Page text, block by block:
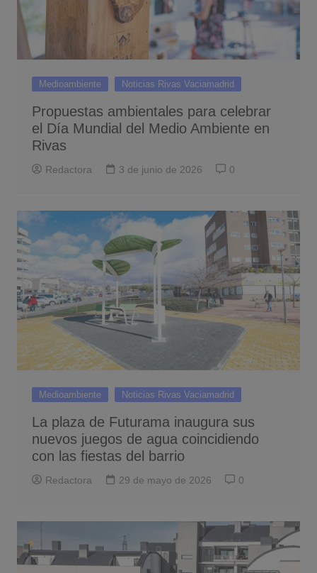
Medioambiente Noticias Rivas Vaciamadrid
Propuestas ambientales para celebrar
el Día Mundial del Medio Ambiente en
Rivas
Redactora 3 de junio de 2026 0
Medioambiente Noticias Rivas Vaciamadrid
La plaza de Futurama inaugura sus
nuevos juegos de agua coincidiendo
con las fiestas del barrio
Redactora 29 de mayo de 2026 0